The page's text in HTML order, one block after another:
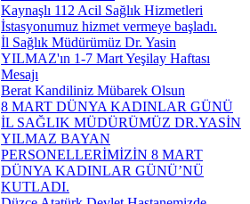
Kaynaşlı 112 Acil Sağlık Hizmetleri
İstasyonumuz hizmet vermeye başladı.
İl Sağlık Müdürümüz Dr. Yasin
YILMAZ'ın 1-7 Mart Yeşilay Haftası
Mesajı
Berat Kandiliniz Mübarek Olsun
8 MART DÜNYA KADINLAR GÜNÜ
İL SAĞLIK MÜDÜRÜMÜZ DR.YASİN
YILMAZ BAYAN
PERSONELLERİMİZİN 8 MART
DÜNYA KADINLAR GÜNÜ’NÜ
KUTLADI.